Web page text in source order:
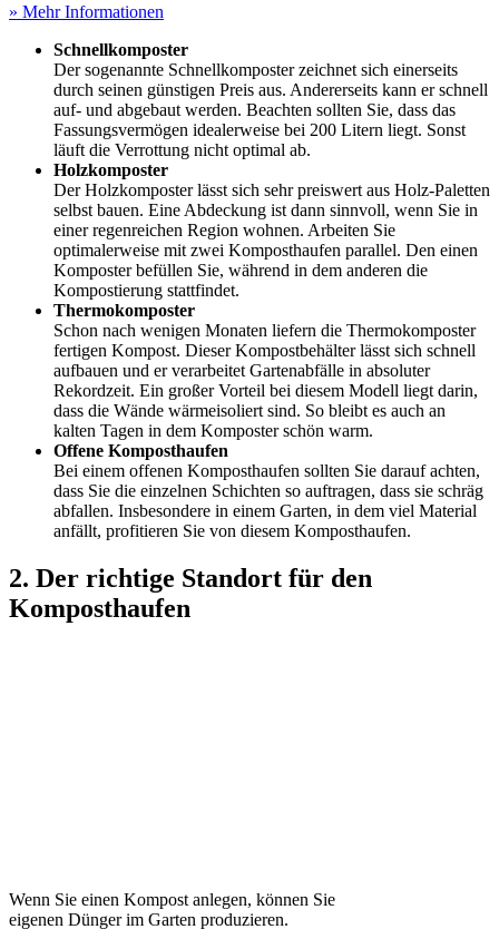
» Mehr Informationen
Schnellkomposter
Der sogenannte Schnellkomposter zeichnet sich einerseits
durch seinen günstigen Preis aus. Andererseits kann er schnell
auf- und abgebaut werden. Beachten sollten Sie, dass das
Fassungsvermögen idealerweise bei 200 Litern liegt. Sonst
läuft die Verrottung nicht optimal ab.
Holzkomposter
Der Holzkomposter lässt sich sehr preiswert aus Holz-Paletten
selbst bauen. Eine Abdeckung ist dann sinnvoll, wenn Sie in
einer regenreichen Region wohnen. Arbeiten Sie
optimalerweise mit zwei Komposthaufen parallel. Den einen
Komposter befüllen Sie, während in dem anderen die
Kompostierung stattfindet.
Thermokomposter
Schon nach wenigen Monaten liefern die Thermokomposter
fertigen Kompost. Dieser Kompostbehälter lässt sich schnell
aufbauen und er verarbeitet Gartenabfälle in absoluter
Rekordzeit. Ein großer Vorteil bei diesem Modell liegt darin,
dass die Wände wärmeisoliert sind. So bleibt es auch an
kalten Tagen in dem Komposter schön warm.
Offene Komposthaufen
Bei einem offenen Komposthaufen sollten Sie darauf achten,
dass Sie die einzelnen Schichten so auftragen, dass sie schräg
abfallen. Insbesondere in einem Garten, in dem viel Material
anfällt, profitieren Sie von diesem Komposthaufen.
2. Der richtige Standort für den
Komposthaufen
Wenn Sie einen Kompost anlegen, können Sie
eigenen Dünger im Garten produzieren.